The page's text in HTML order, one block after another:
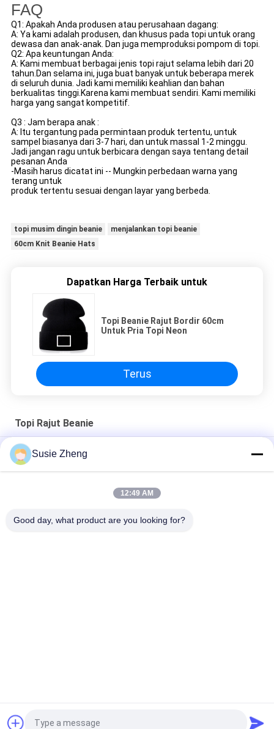
FAQ
Q1: Apakah Anda produsen atau perusahaan dagang:
A: Ya kami adalah produsen, dan khusus pada topi untuk orang
dewasa dan anak-anak. Dan juga memproduksi pompom di topi.
Q2: Apa keuntungan Anda:
A: Kami membuat berbagai jenis topi rajut selama lebih dari 20
tahun.Dan selama ini, juga buat banyak untuk beberapa merek
di seluruh dunia. Jadi kami memiliki keahlian dan bahan
berkualitas tinggi.Karena kami membuat sendiri. Kami memiliki
harga yang sangat kompetitif.
Q3 : Jam berapa anak :
A: Itu tergantung pada permintaan produk tertentu, untuk
sampel biasanya dari 3-7 hari, dan untuk massal 1-2 minggu.
Jadi jangan ragu untuk berbicara dengan saya tentang detail
pesanan Anda
-Masih harus dicatat ini -- Mungkin perbedaan warna yang
terang untuk
produk tertentu sesuai dengan layar yang berbeda.
topi musim dingin beanie
menjalankan topi beanie
60cm Knit Beanie Hats
Dapatkan Harga Terbaik untuk
Topi Beanie Rajut Bordir 60cm
Untuk Pria Topi Neon
Terus
Topi Rajut Beanie
Fashion Fire Design Knit Beanie Hats Woven Label Gaya
KarakterSusie Zheng
12:49 AM
Good day, what product are you looking for?